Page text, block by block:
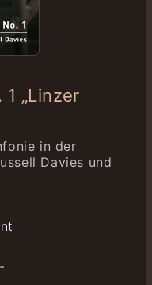
„Linzer
in der
Davies und